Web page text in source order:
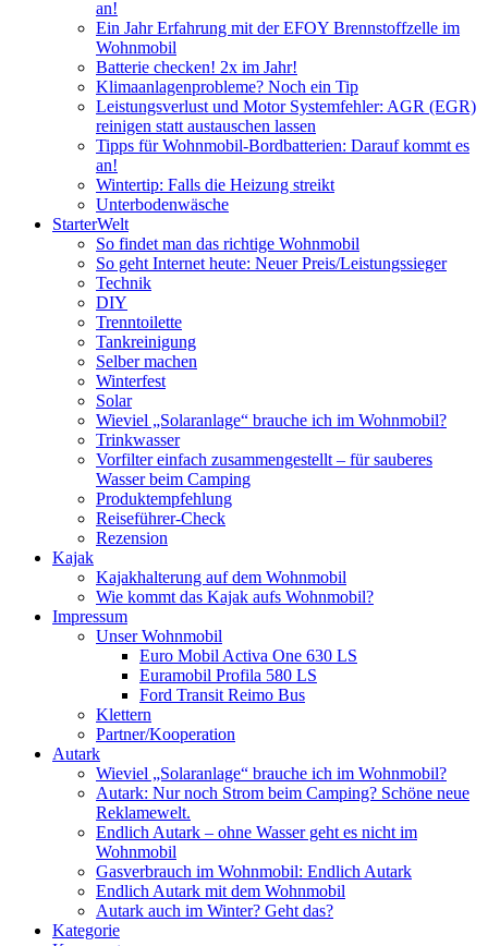
an!
Ein Jahr Erfahrung mit der EFOY Brennstoffzelle im
Wohnmobil
Batterie checken! 2x im Jahr!
Klimaanlagenprobleme? Noch ein Tip
Leistungsverlust und Motor Systemfehler: AGR (EGR)
reinigen statt austauschen lassen
Tipps für Wohnmobil-Bordbatterien: Darauf kommt es
an!
Wintertip: Falls die Heizung streikt
Unterbodenwäsche
StarterWelt
So findet man das richtige Wohnmobil
So geht Internet heute: Neuer Preis/Leistungssieger
Technik
DIY
Trenntoilette
Tankreinigung
Selber machen
Winterfest
Solar
Wieviel „Solaranlage“ brauche ich im Wohnmobil?
Trinkwasser
Vorfilter einfach zusammengestellt – für sauberes
Wasser beim Camping
Produktempfehlung
Reiseführer-Check
Rezension
Kajak
Kajakhalterung auf dem Wohnmobil
Wie kommt das Kajak aufs Wohnmobil?
Impressum
Unser Wohnmobil
Euro Mobil Activa One 630 LS
Euramobil Profila 580 LS
Ford Transit Reimo Bus
Klettern
Partner/Kooperation
Autark
Wieviel „Solaranlage“ brauche ich im Wohnmobil?
Autark: Nur noch Strom beim Camping? Schöne neue
Reklamewelt.
Endlich Autark – ohne Wasser geht es nicht im
Wohnmobil
Gasverbrauch im Wohnmobil: Endlich Autark
Endlich Autark mit dem Wohnmobil
Autark auch im Winter? Geht das?
Kategorie